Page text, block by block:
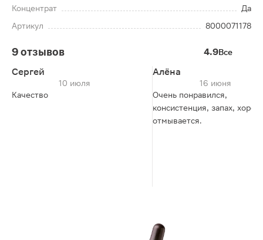
Концентрат
Да
Артикул
8000071178
9 отзывов 4.9Все
Сергей
10 июля
Качество
Алёна
16 июня
Очень понравился,
консистенция, запах,
отмывается.